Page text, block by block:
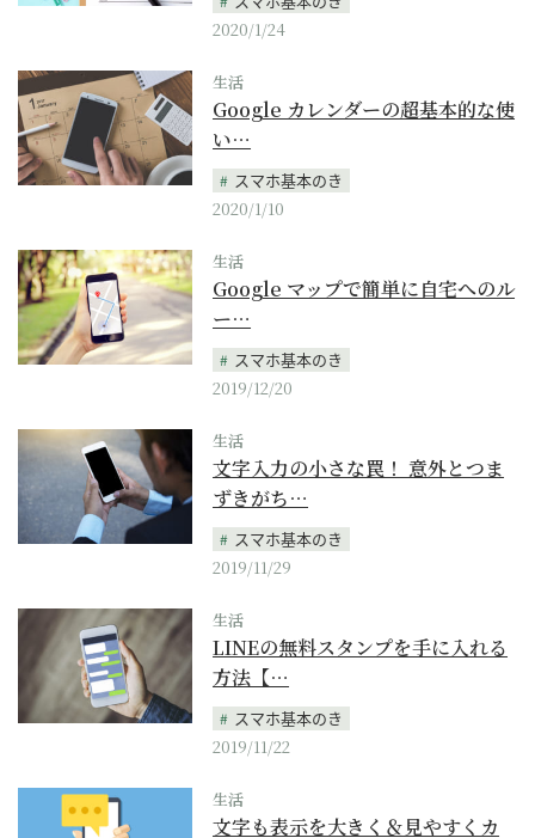
2020/1/24
生活
Google カレンダーの超基本的な使
い…
スマホ基本のき
2020/1/10
生活
Google マップで簡単に自宅へのル
ー…
スマホ基本のき
2019/12/20
生活
文字入力の小さな罠！ 意外とつま
ずきがち…
スマホ基本のき
2019/11/29
生活
LINEの無料スタンプを手に入れる
方法【…
スマホ基本のき
2019/11/22
生活
文字も表示を大きく＆見やすくカ